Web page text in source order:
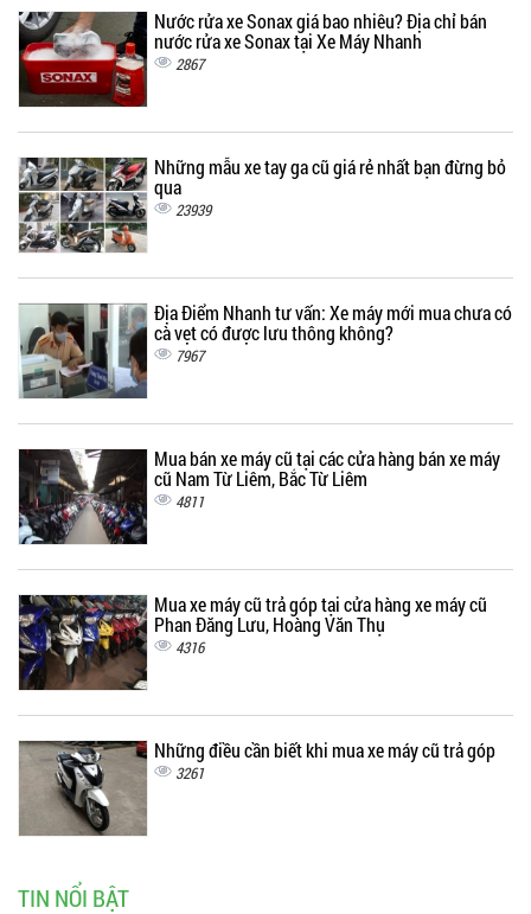
Nước rửa xe Sonax giá bao nhiêu? Địa chỉ bán
nước rửa xe Sonax tại Xe Máy Nhanh
2867
Những mẫu xe tay ga cũ giá rẻ nhất bạn đừng bỏ
qua
23939
Địa Điểm Nhanh tư vấn: Xe máy mới mua chưa có
cà vẹt có được lưu thông không?
7967
Mua bán xe máy cũ tại các cửa hàng bán xe máy
cũ Nam Từ Liêm, Bắc Từ Liêm
4811
Mua xe máy cũ trả góp tại cửa hàng xe máy cũ
Phan Đăng Lưu, Hoàng Văn Thụ
4316
Những điều cần biết khi mua xe máy cũ trả góp
3261
TIN NỔI BẬT